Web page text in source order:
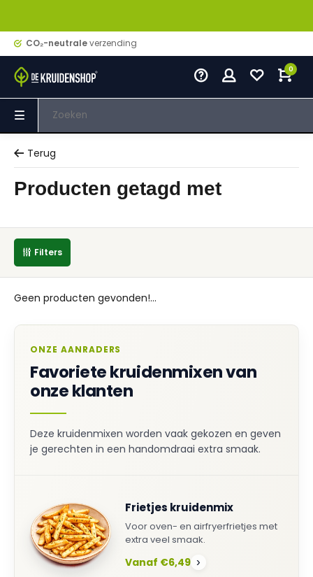
CO₂-neutraleverzending
0
Terug
Producten getagd met
Filters
Geen producten gevonden!...
ONZE AANRADERS
Favoriete kruidenmixen van
onze klanten
Deze kruidenmixen worden vaak gekozen en geven
je gerechten in een handomdraai extra smaak.
Frietjes kruidenmix
Voor oven- en airfryerfrietjes met
extra veel smaak.
Vanaf €6,49 ›